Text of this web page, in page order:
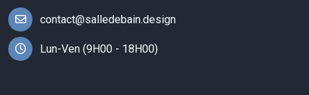
contact@salledebain.design
Lun-Ven (9H00 - 18H00)